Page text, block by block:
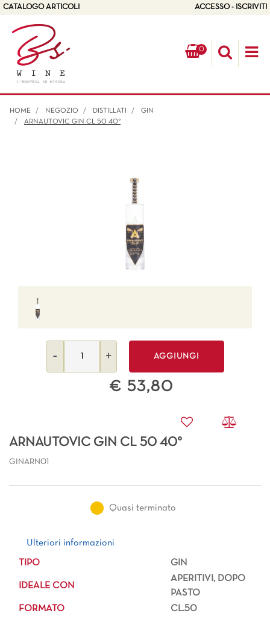
CATALOGO ARTICOLI ACCESSO - ISCRIVITI
0
HOME NEGOZIO DISTILLATI
GIN
ARNAUTOVIC GIN CL 50 40°
AGGIUNGI
€ 53,80
ARNAUTOVIC GIN CL 50 40°
GINARN01
Quasi terminato
Ulteriori informazioni
Ulteriori informazioni
TIPO GIN
IDEALE CON
APERITIVI, DOPO
PASTO
FORMATO
CL.50